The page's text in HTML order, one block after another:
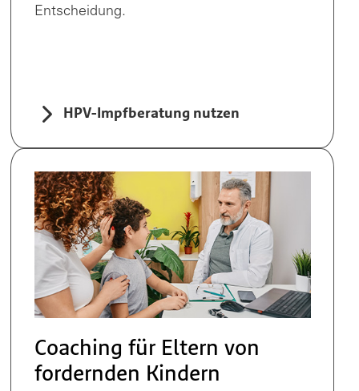
Entscheidung.
HPV-Impfberatung nutzen
Coaching für Eltern von
fordernden Kindern